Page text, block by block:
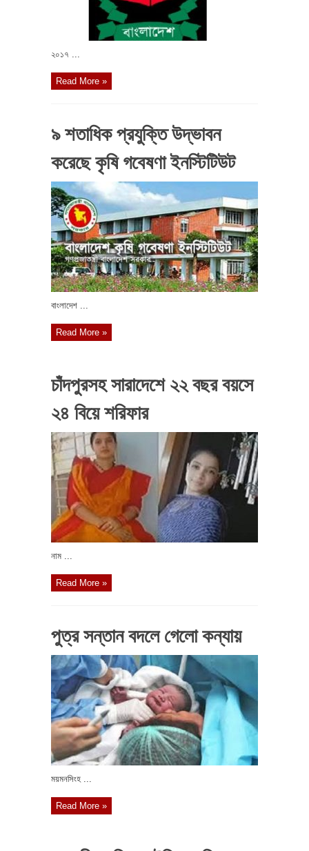
২০১৭ ...
Read More »
৯ শতাধিক প্রযুক্তি উদ্ভাবন
করেছে কৃষি গবেষণা ইনস্টিটিউট
বাংলাদেশ ...
Read More »
চাঁদপুরসহ সারাদেশে ২২ বছর বয়সে
২৪ বিয়ে শরিফার
নাম ...
Read More »
পুত্র সন্তান বদলে গেলো কন্যায়
ময়মনসিংহ ...
Read More »